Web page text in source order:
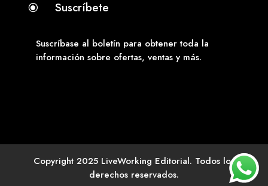
\ Suscríbete
Suscríbase al boletín para obtener toda la
información sobre ofertas, ventas y más.
Copyright 2025 LiveWorking Editorial. Todos los
derechos reservados.